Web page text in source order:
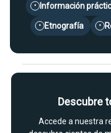
• Información
• Etnografía •
Descubre
Accede a nuestra